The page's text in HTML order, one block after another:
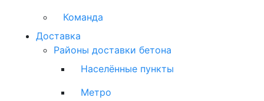
Команда
Доставка
Районы доставки бетона
Населённые пункты
Метро